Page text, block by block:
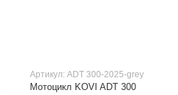
Артикул: ADT 300-2025-grey
Мотоцикл KOVI ADT 300